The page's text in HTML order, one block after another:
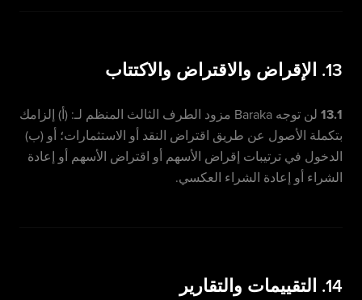
13. الإقراض والاقتراض والاكتتاب
13.1
لن توجه Baraka مزود الطرف الثالث المنظم لـ: (أ) إلزامك
بتكملة الأصول عن طريق اقتراض النقد أو الاستثمارات؛ أو (ب)
الدخول في ترتيبات إقراض الأسهم أو اقتراض الأسهم أو إعادة
الشراء أو إعادة الشراء العكسي.
14. التقييمات والتقارير